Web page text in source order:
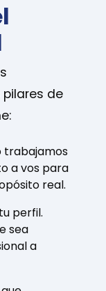
de
trabajamos
a vos para
real.
perfil.
sea
a